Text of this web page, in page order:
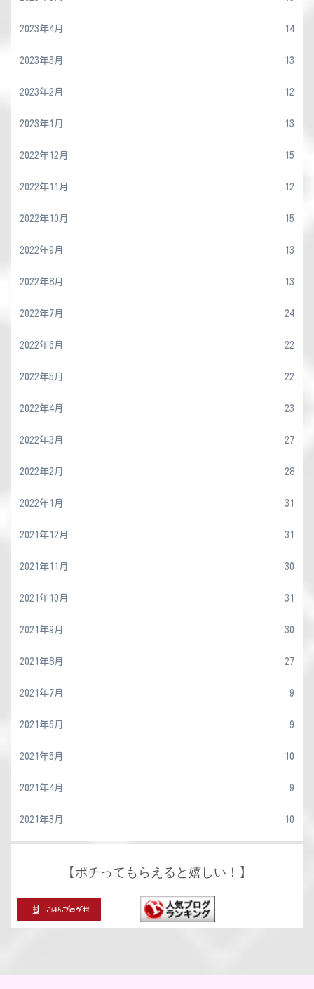
2023年4月 14
2023年3月 13
2023年2月 12
2023年1月 13
2022年12月 15
2022年11月 12
2022年10月 15
2022年9月 13
2022年8月 13
2022年7月 24
2022年6月 22
2022年5月 22
2022年4月 23
2022年3月 27
2022年2月 28
2022年1月 31
2021年12月 31
2021年11月 30
2021年10月 31
2021年9月 30
2021年8月 27
2021年7月 9
2021年6月 9
2021年5月 10
2021年4月 9
2021年3月 10
【ポチってもらえると嬉しい！】